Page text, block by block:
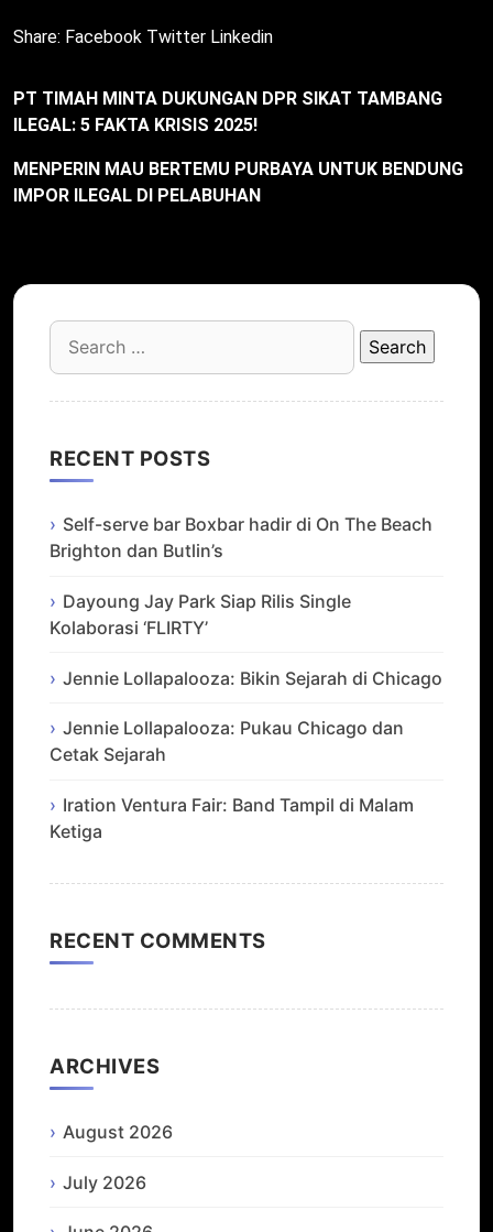
Share: Facebook Twitter Linkedin
PT TIMAH MINTA DUKUNGAN DPR SIKAT TAMBANG
ILEGAL: 5 FAKTA KRISIS 2025!
MENPERIN MAU BERTEMU PURBAYA UNTUK BENDUNG
IMPOR ILEGAL DI PELABUHAN
Search
for:
RECENT POSTS
Self-serve bar Boxbar hadir di On The Beach
Brighton dan Butlin’s
Dayoung Jay Park Siap Rilis Single
Kolaborasi ‘FLIRTY’
Jennie Lollapalooza: Bikin Sejarah di Chicago
Jennie Lollapalooza: Pukau Chicago dan
Cetak Sejarah
Iration Ventura Fair: Band Tampil di Malam
Ketiga
RECENT COMMENTS
ARCHIVES
August 2026
July 2026